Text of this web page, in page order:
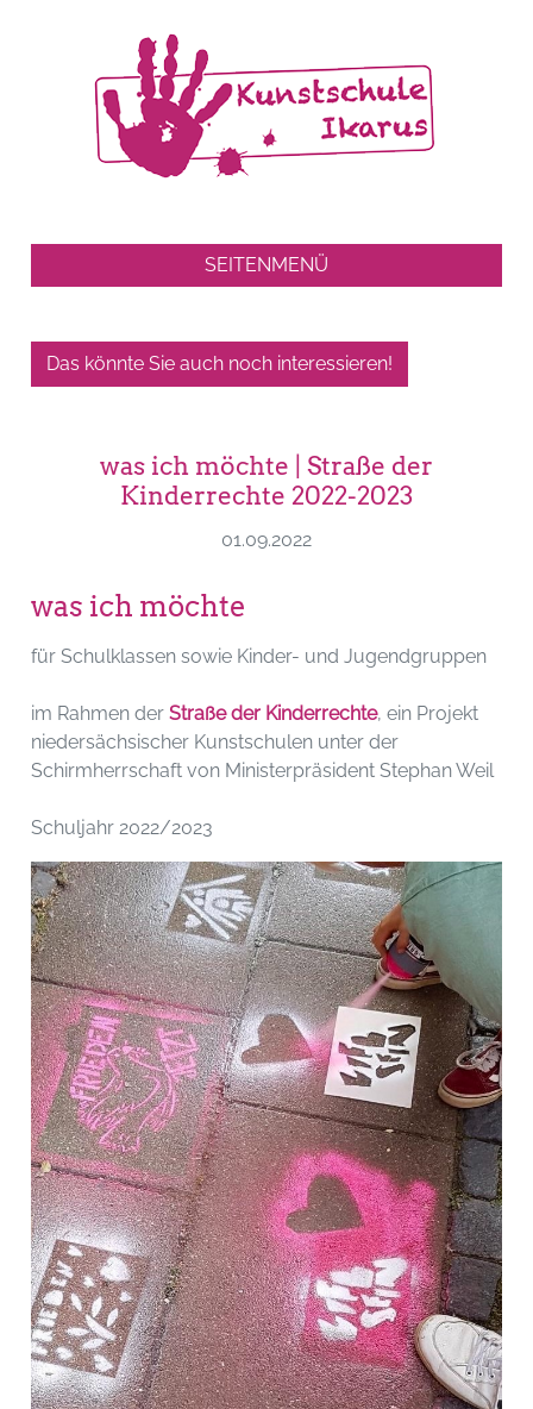
SEITENMENÜ
Das könnte Sie auch noch interessieren!
was ich möchte | Straße der
Kinderrechte 2022-2023
01.09.2022
was ich möchte
für Schulklassen sowie Kinder- und Jugendgruppen
im Rahmen derStraße der Kinderrechte, ein Projekt
niedersächsischer Kunstschulen unter der
Schirmherrschaft von Ministerpräsident Stephan Weil
Schuljahr 2022/2023